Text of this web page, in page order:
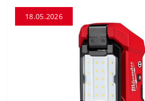
18.05.2026